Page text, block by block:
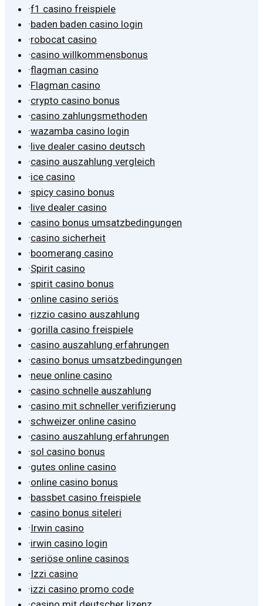
·f1 casino freispiele
·baden baden casino login
·robocat casino
·casino willkommensbonus
·flagman casino
·Flagman casino
·crypto casino bonus
·casino zahlungsmethoden
·wazamba casino login
·live dealer casino deutsch
·casino auszahlung vergleich
·ice casino
·spicy casino bonus
·live dealer casino
·casino bonus umsatzbedingungen
·casino sicherheit
·boomerang casino
·Spirit casino
·spirit casino bonus
·online casino seriös
·rizzio casino auszahlung
·gorilla casino freispiele
·casino auszahlung erfahrungen
·casino bonus umsatzbedingungen
·neue online casino
·casino schnelle auszahlung
·casino mit schneller verifizierung
·schweizer online casino
·casino auszahlung erfahrungen
·sol casino bonus
·gutes online casino
·online casino bonus
·bassbet casino freispiele
·casino bonus siteleri
·Irwin casino
·irwin casino login
·seriöse online casinos
·Izzi casino
·izzi casino promo code